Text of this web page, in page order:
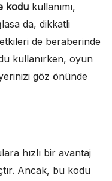
kodu kullanımı,
da, dikkatli
de beraberinde
kullanırken, oyun
göz önünde
hızlı bir avantaj
Ancak, bu kodu